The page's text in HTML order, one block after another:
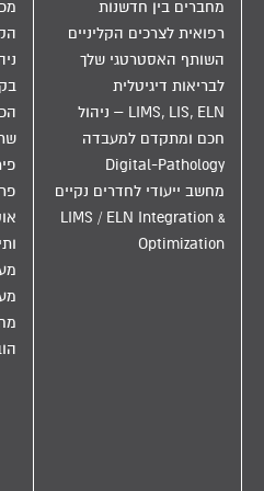
מחברים בין חדשנות
רפואית לצרכים הקליניים
השותף האסטרטגי שלך
לבריאות דיגיטלית
LIMS, LIS, ELN – ניהול
חכם ומתקדם למעבדה
Digital-Pathology
מחשב ייעודי לחדרים נקיים
LIMS / ELN Integration &
Optimization